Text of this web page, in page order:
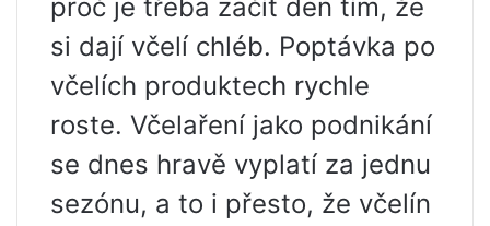
proč je třeba začít den tím, že
si dají včelí chléb. Poptávka po
včelích produktech rychle
roste. Včelaření jako podnikání
se dnes hravě vyplatí za jednu
sezónu, a to i přesto, že včelín